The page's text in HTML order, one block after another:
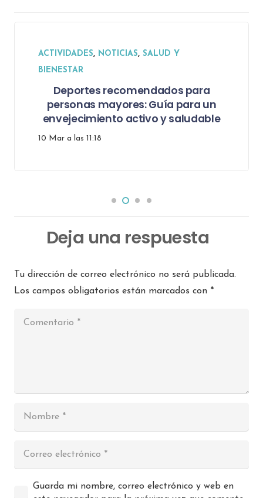
ACTIVIDADES
Actividades educativas que tu
niñera puede implementar en casa
28/08/2025
Deja una respuesta
Tu dirección de correo electrónico no será publicada.
Los campos obligatorios están marcados con *
Guarda mi nombre, correo electrónico y web en